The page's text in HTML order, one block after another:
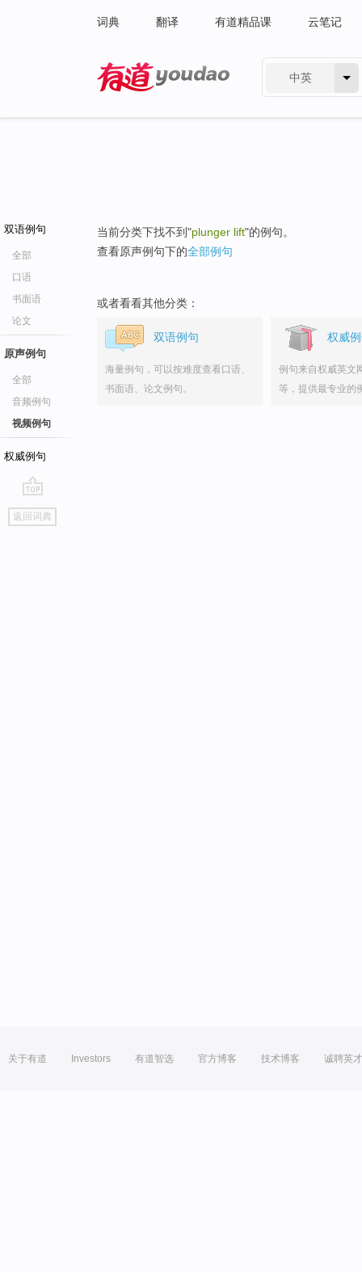
词典 翻译 有道精品课 云笔记
中英
双语例句
全部
口语
书面语
论文
原声例句
全部
音频例句
视频例句
权威例句
go
top
返回词典
当前分类下找不到"plunger lift"的例句。
查看原声例句下的全部例句
或者看看其他分类：
双语例句
海量例句，可以按难度查看口语、
书面语、论文例句。
权威
例句来自权威英文
等，提供最专业的
关于有道 Investors 有道智选 官方博客 技术博客 诚聘英才